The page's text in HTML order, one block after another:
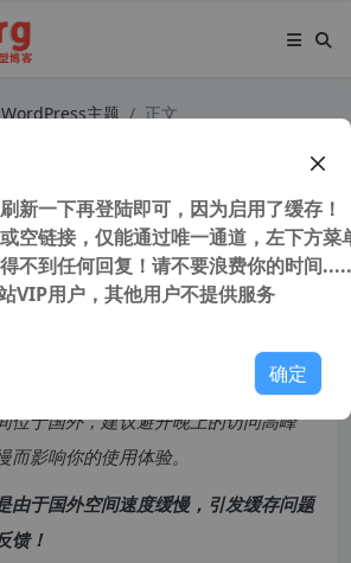
WordPress主题 正文
为 WordPress 启用
读
位于国外，建议避开晚上的访问高峰
影响你的使用体验。
由于国外空间速度缓慢，引发缓存问题
馈！
新一下再登陆即可，因为启用了缓存！
空链接，仅能通过唯一通道，左下方菜
不到任何回复！请不要浪费你的时间
VIP用户，其他用户不提供服务
确定